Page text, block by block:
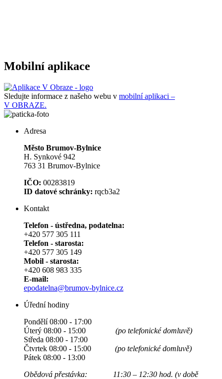
Mobilní aplikace
Sledujte informace z našeho webu v mobilní aplikaci –
V OBRAZE.
Adresa
Město Brumov-Bylnice
H. Synkové 942
763 31 Brumov-Bylnice
IČO: 00283819
ID datové schránky: rqcb3a2
Kontakt
Telefon - ústředna, podatelna:
+420 577 305 111
Telefon - starosta:
+420 577 305 149
Mobil - starosta:
+420 608 983 335
E-mail:
epodatelna@brumov-bylnice.cz
Úřední hodiny
Pondělí 08:00 - 17:00
Úterý 08:00 - 15:00 (po telefonické domluvě)
Středa 08:00 - 17:00
Čtvrtek 08:00 - 15:00 (po telefonické domluvě)
Pátek 08:00 - 13:00
Obědová přestávka: 11:30 – 12:30 hod. (v době